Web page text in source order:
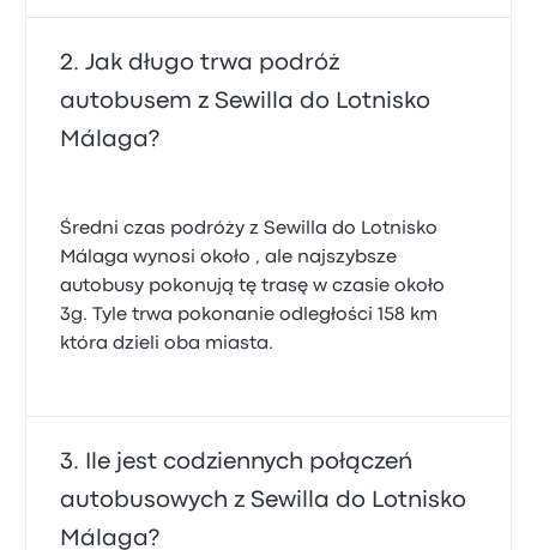
Jak długo trwa podróż
autobusem z Sewilla do Lotnisko
Málaga?
Średni czas podróży z Sewilla do Lotnisko
Málaga wynosi około , ale najszybsze
autobusy pokonują tę trasę w czasie około
3g. Tyle trwa pokonanie odległości 158 km
która dzieli oba miasta.
Ile jest codziennych połączeń
autobusowych z Sewilla do Lotnisko
Málaga?